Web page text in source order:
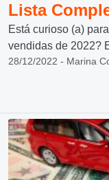
Lista
Está curioso (a)
vendidas de 2022?
28/12/2022 - Marina